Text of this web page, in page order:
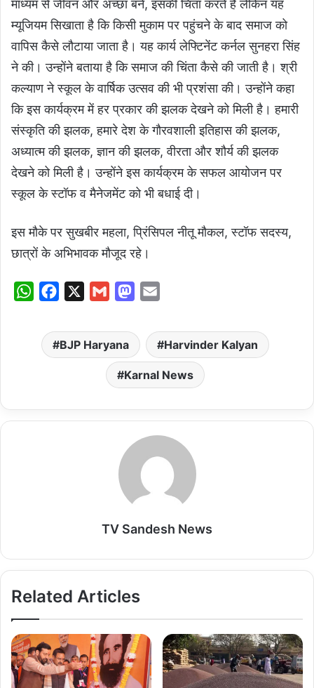
माध्यम से जीवन और अच्छा बनें, इसकी चिंता करते हैं लेकिन यह
म्यूजियम सिखाता है कि किसी मुकाम पर पहुंचने के बाद समाज को
वापिस कैसे लौटाया जाता है। यह कार्य लेफ्टिनेंट कर्नल सुनहरा सिंह
ने की। उन्होंने बताया है कि समाज की चिंता कैसे की जाती है। श्री
कल्याण ने स्कूल के वार्षिक उत्सव की भी प्रशंसा की। उन्होंने कहा
कि इस कार्यक्रम में हर प्रकार की झलक देखने को मिली है। हमारी
संस्कृति की झलक, हमारे देश के गौरवशाली इतिहास की झलक,
अध्यात्म की झलक, ज्ञान की झलक, वीरता और शौर्य की झलक
देखने को मिली है। उन्होंने इस कार्यक्रम के सफल आयोजन पर
स्कूल के स्टॉफ व मैनेजमेंट को भी बधाई दी।
इस मौके पर सुखबीर महला, प्रिंसिपल नीतू मौकल, स्टॉफ सदस्य,
छात्रों के अभिभावक मौजूद रहे।
W
p
c
e
o
a
i
M
s
t
o
d
o
a
i
BJP Haryana Harvinder Kalyan
Karnal News
TV Sandesh News
Related Articles